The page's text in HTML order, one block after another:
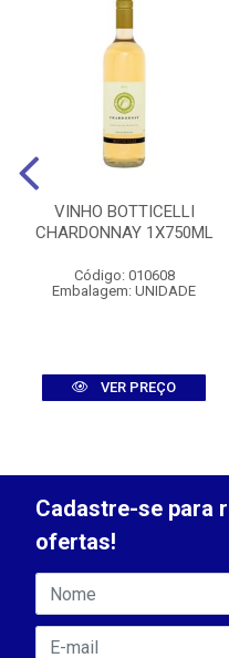
VINHO BOTTICELLI
CHARDONNAY 1X750ML
Código: 010608
Embalagem: UNIDADE
VER PREÇO
Cadastre-se para
ofertas!